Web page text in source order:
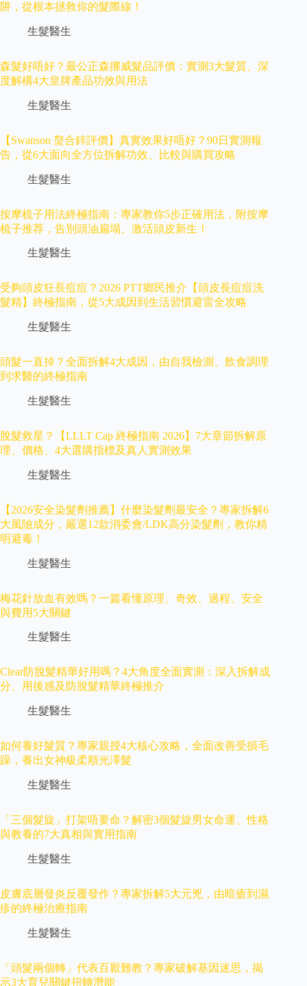
阱，從根本拯救你的髮際線！
生髮醫生
森髮好唔好？最公正森挪威髮品評價：實測3大髮質、深
度解構4大皇牌產品功效與用法
生髮醫生
【Swanson 螯合鋅評價】真實效果好唔好？90日實測報
告，從6大面向全方位拆解功效、比較與購買攻略
生髮醫生
按摩梳子用法終極指南：專家教你5步正確用法，附按摩
梳子推荐，告別頭油扁塌、激活頭皮新生！
生髮醫生
受夠頭皮狂長痘痘？2026 PTT鄉民推介【頭皮長痘痘洗
髮精】終極指南，從5大成因到生活習慣避雷全攻略
生髮醫生
頭髮一直掉？全面拆解4大成因，由自我檢測、飲食調理
到求醫的終極指南
生髮醫生
脫髮救星？【LLLT Cap 終極指南 2026】7大章節拆解原
理、價格、4大選購指標及真人實測效果
生髮醫生
【2026安全染髮劑推薦】什麼染髮劑最安全？專家拆解6
大風險成分，嚴選12款消委會/LDK高分染髮劑，教你精
明避毒！
生髮醫生
梅花針放血有效嗎？一篇看懂原理、奇效、過程、安全
與費用5大關鍵
生髮醫生
Clear防脫髮精華好用嗎？4大角度全面實測：深入拆解成
分、用後感及防脫髮精華終極推介
生髮醫生
如何養好髮質？專家親授4大核心攻略，全面改善受損毛
躁，養出女神級柔順光澤髮
生髮醫生
「三個髮旋」打架唔要命？解密3個髮旋男女命運、性格
與教養的7大真相與實用指南
生髮醫生
皮膚底層發炎反覆發作？專家拆解5大元兇，由暗瘡到濕
疹的終極治療指南
生髮醫生
「頭髮兩個轉」代表百厭難教？專家破解基因迷思，揭
示3大育兒關鍵扭轉潛能